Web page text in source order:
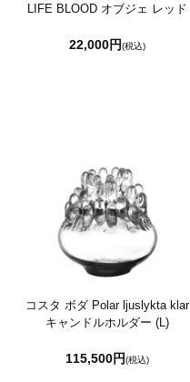
LIFE BLOOD オブジェ レッド
22,000円(税込)
コスタ ボダ Polar ljuslykta klar
キャンドルホルダー (L)
115,500円(税込)